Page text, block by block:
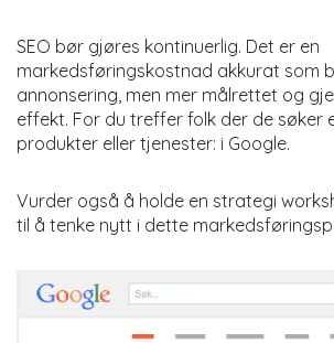
SEO bør gjøres kontinuerlig. Det er en
markedsføringskostnad akkurat som
annonsering, men mer målrettet og
effekt. For du treffer folk der de søker
produkter eller tjenester: i Google.
Vurder også å holde en strategi
til å tenke nytt i dette